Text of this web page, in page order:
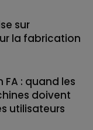
sur
la fabrication
: quand les
doivent
utilisateurs